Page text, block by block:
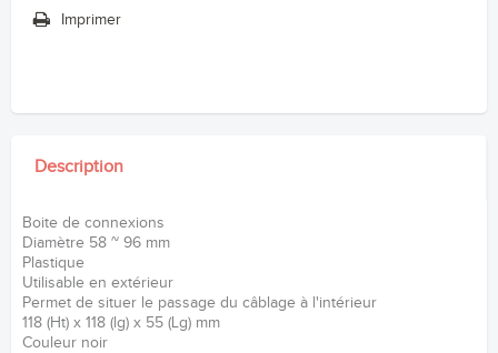
Imprimer
Description
Boite de connexions
Diamètre 58 ~ 96 mm
Plastique
Utilisable en extérieur
Permet de situer le passage du câblage à l'intérieur
118 (Ht) x 118 (lg) x 55 (Lg) mm
Couleur noir